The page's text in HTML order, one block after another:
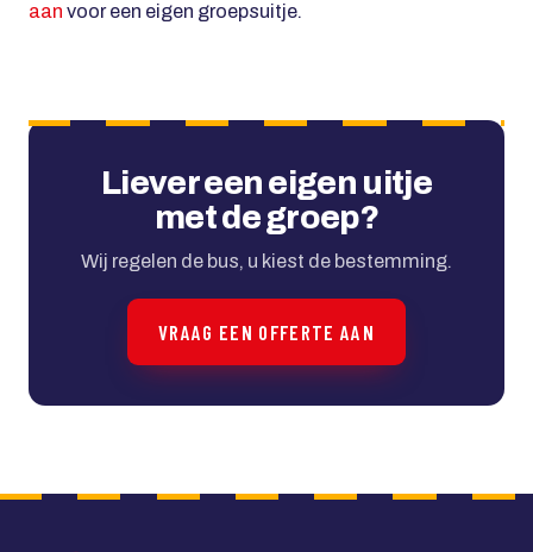
aan voor een eigen groepsuitje.
Liever een eigen uitje
met de groep?
Wij regelen de bus, u kiest de bestemming.
VRAAG EEN OFFERTE AAN